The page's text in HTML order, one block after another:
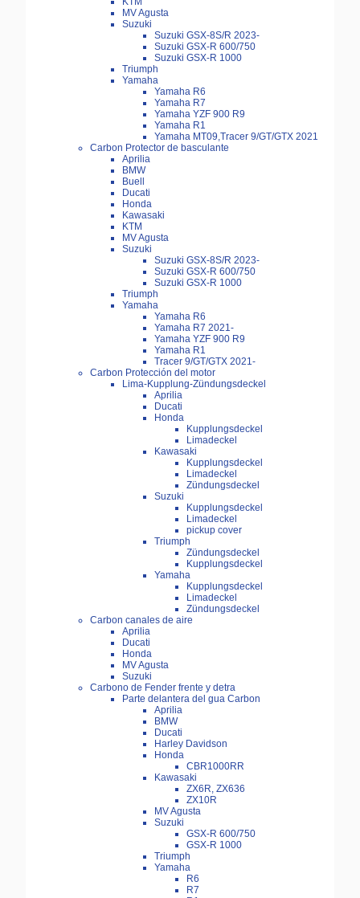
MV Agusta
Suzuki
Suzuki GSX-8S/R 2023-
Suzuki GSX-R 600/750
Suzuki GSX-R 1000
Triumph
Yamaha
Yamaha R6
Yamaha R7
Yamaha YZF 900 R9
Yamaha R1
Yamaha MT09,Tracer 9/GT/GTX 2021
Carbon Protector de basculante
Aprilia
BMW
Buell
Ducati
Honda
Kawasaki
KTM
MV Agusta
Suzuki
Suzuki GSX-8S/R 2023-
Suzuki GSX-R 600/750
Suzuki GSX-R 1000
Triumph
Yamaha
Yamaha R6
Yamaha R7 2021-
Yamaha YZF 900 R9
Yamaha R1
Tracer 9/GT/GTX 2021-
Carbon Protección del motor
Lima-Kupplung-Zündungsdeckel
Aprilia
Ducati
Honda
Kupplungsdeckel
Limadeckel
Kawasaki
Kupplungsdeckel
Limadeckel
Zündungsdeckel
Suzuki
Kupplungsdeckel
Limadeckel
pickup cover
Triumph
Zündungsdeckel
Kupplungsdeckel
Yamaha
Kupplungsdeckel
Limadeckel
Zündungsdeckel
Carbon canales de aire
Aprilia
Ducati
Honda
MV Agusta
Suzuki
Carbono de Fender frente y detra
Parte delantera del gua Carbon
Aprilia
BMW
Ducati
Harley Davidson
Honda
CBR1000RR
Kawasaki
ZX6R, ZX636
ZX10R
MV Agusta
Suzuki
GSX-R 600/750
GSX-R 1000
Triumph
Yamaha
R6
R7